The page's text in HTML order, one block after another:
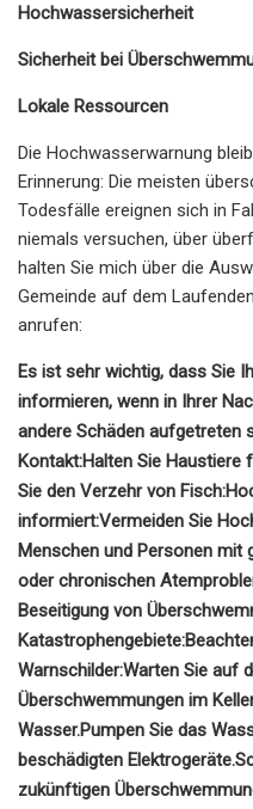
Hochwassersicherheit
Sicherheit bei
Lokale Ressourcen
Die Hochwasserwarnung
Erinnerung: Die meisten
Todesfälle ereignen sich in
niemals versuchen, über
halten Sie mich über die
Gemeinde auf dem
anrufen:
Es ist sehr wichtig, dass Sie
informieren, wenn in Ihrer
andere Schäden aufgetreten
Kontakt:Halten Sie Haustiere
Sie den Verzehr von Fisch:
informiert:Vermeiden Sie
Menschen und Personen
oder chronischen
Beseitigung von
Katastrophengebiete:
Warnschilder:Warten Sie auf
Überschwemmungen im
Wasser.Pumpen Sie das
beschädigten Elektrogeräte.
zukünftigen